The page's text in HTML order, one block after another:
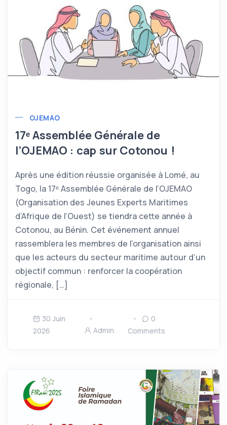
OJEMAO
17ᵉ Assemblée Générale de
l’OJEMAO : cap sur Cotonou !
Après une édition réussie organisée à Lomé, au
Togo, la 17ᵉ Assemblée Générale de l’OJEMAO
(Organisation des Jeunes Experts Maritimes
d’Afrique de l’Ouest) se tiendra cette année à
Cotonou, au Bénin. Cet événement annuel
rassemblera les membres de l’organisation ainsi
que les acteurs du secteur maritime autour d’un
objectif commun : renforcer la coopération
régionale, […]
30 Juin
2026
Admin
0
Comments